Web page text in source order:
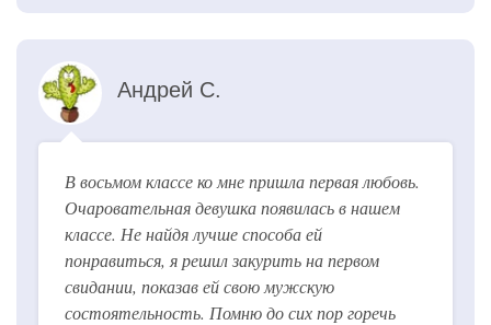
Андрей С.
В восьмом классе ко мне пришла первая любовь.
Очаровательная девушка появилась в нашем
классе. Не найдя лучше способа ей
понравиться, я решил закурить на первом
свидании, показав ей свою мужскую
состоятельность. Помню до сих пор горечь